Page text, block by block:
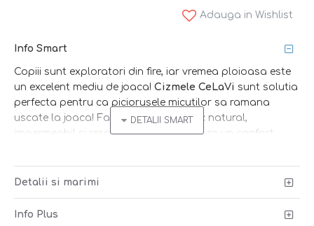
Adauga in Wishlist
Info Smart
Copiii sunt exploratori din fire, iar vremea ploioasa este
un excelent mediu de joaca! Cizmele CeLaVi sunt solutia
perfecta pentru ca piciorusele micutilor sa ramana
uscate la joaca! Fabricate din cauciuc natural,
impermeabil si respirabil, cizmele asigura un confort
previne alunecarea! Alege smart!
: cizmele scurte sunt perfecte pentru primii pasi
Detalii si marimi
Info Plus